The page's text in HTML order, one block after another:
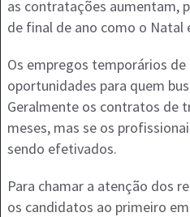
as contratações aumentam,
de final de ano como o Natal
Os empregos temporários
oportunidades para quem
Geralmente os contratos de
meses, mas se os
sendo efetivados.
Para chamar a atenção dos
os candidatos ao primeiro